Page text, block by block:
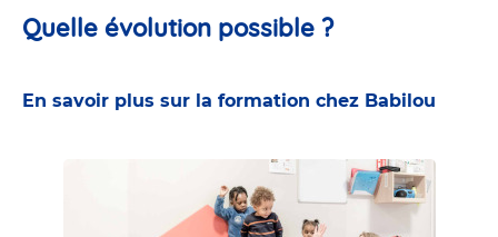
Quelle évolution possible ?
En savoir plus sur la formation chez Babilou